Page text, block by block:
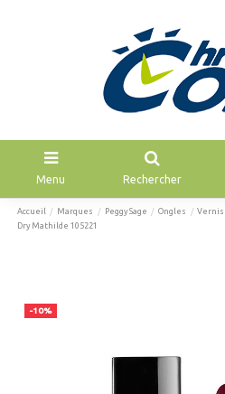
Menu Rechercher
Accueil Marques Peggy Sage Ongles Vernis
Dry Mathilde 105221
-10%